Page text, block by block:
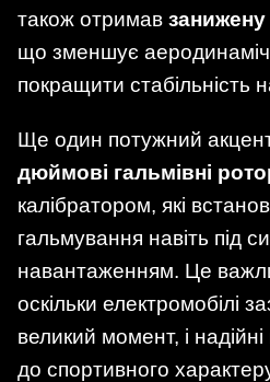
також отримав
що зменшує
покращити стабільність
Ще один потужний
дюймові гальмівні
калібратором, які
гальмування навіть під
навантаженням. Це
оскільки електромобілі
великий момент, і
до спортивного